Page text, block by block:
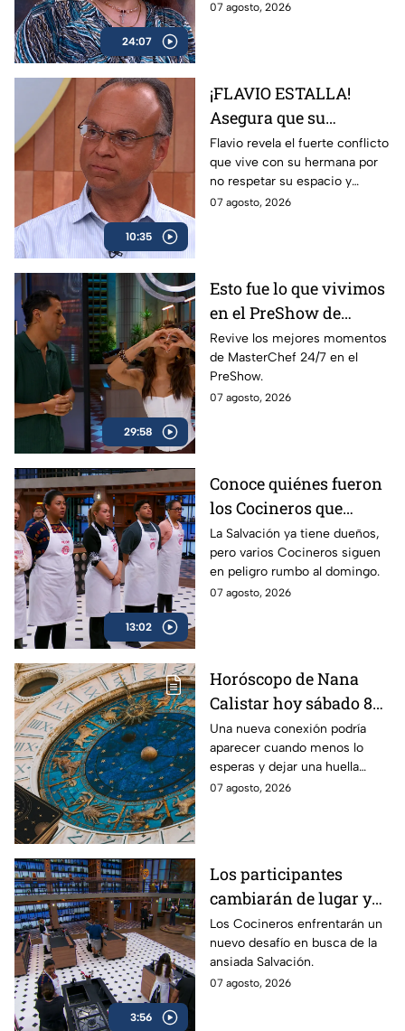
24:07
atiende.
07 agosto, 2026
10:35
¡FLAVIO ESTALLA!
Asegura que su
hermana entra a su
casa y NO respeta su
vida en pareja
Flavio revela el fuerte conflicto
que vive con su hermana por
no respetar su espacio y
relación.
07 agosto, 2026
29:58
Esto fue lo que vivimos
en el PreShow de
MasterChef 24/7 este
viernes
Revive los mejores momentos
de MasterChef 24/7 en el
PreShow.
07 agosto, 2026
13:02
Conoce quiénes fueron
los Cocineros que
consiguieron la
Salvación en
MasterChef 24/7 este
viernes
La Salvación ya tiene dueños,
pero varios Cocineros siguen
en peligro rumbo al domingo.
07 agosto, 2026
Horóscopo de Nana
Calistar hoy sábado 8
de agosto del 2026 para
cada signo; una
conexión inesperada
podría transformar tus
Una nueva conexión podría
aparecer cuando menos lo
esperas y dejar una huella
importante.
07 agosto, 2026
3:56
Los participantes
cambiarán de lugar y
alguien más cocinará
por ellos en el segundo
reto de MasterChef 24/7
Los Cocineros enfrentarán un
nuevo desafío en busca de la
ansiada Salvación.
07 agosto, 2026